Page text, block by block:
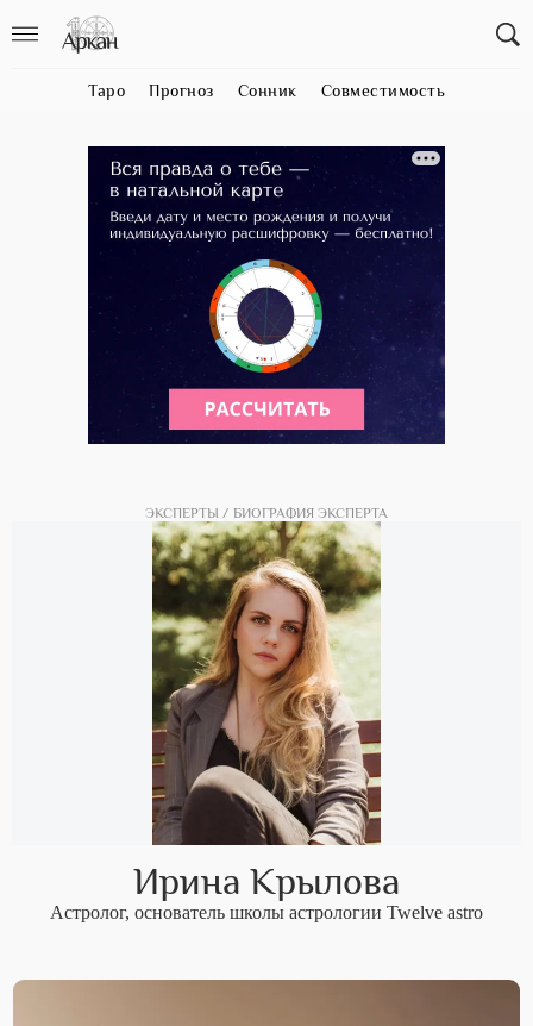
Таро Прогноз Сонник Совместимость
ЭКСПЕРТЫ БИОГРАФИЯ ЭКСПЕРТА
Ирина Крылова
Астролог, основатель школы астрологии Twelve astro